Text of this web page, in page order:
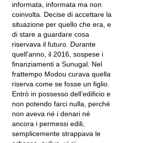
informata, informata ma non
coinvolta. Decise di accettare la
situazione per quello che era, e
di stare a guardare cosa
riservava il futuro. Durante
quell’anno, il 2016, sospese i
finanziamenti a Sunugal. Nel
frattempo Modou curava quella
riserva come se fosse un figlio.
Entrò in possesso dell’edificio e
non potendo farci nulla, perché
non aveva né i denari né
ancora i permessi edili,
semplicemente strappava le